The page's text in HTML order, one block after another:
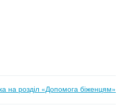
на розділ «Допомога біженцям»